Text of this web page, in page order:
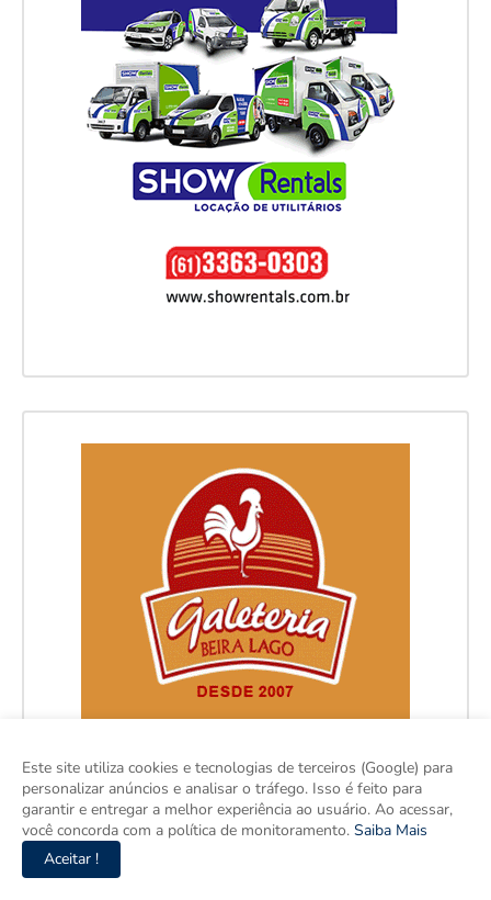
Este site utiliza cookies e tecnologias de terceiros (Google) para
personalizar anúncios e analisar o tráfego. Isso é feito para
garantir e entregar a melhor experiência ao usuário. Ao acessar,
você concorda com a política de monitoramento. Saiba Mais
Aceitar !